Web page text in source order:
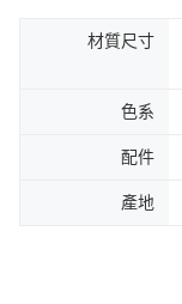
材質尺寸
色系
配件
產地